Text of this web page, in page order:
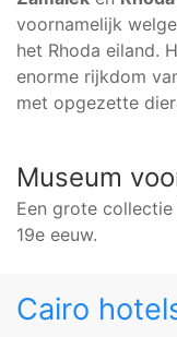
voornamelijk
het Rhoda eiland.
enorme rijkdom
met opgezette
Museum
Een grote
19e eeuw.
Cairo